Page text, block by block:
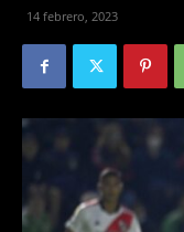
14 febrero, 2023